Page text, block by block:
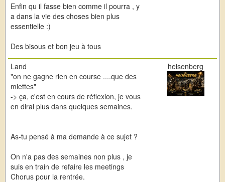
Enfin qu il fasse bien comme il pourra , y
a dans la vie des choses bien plus
essentielle :)
Des bisous et bon jeu à tous
Land
"on ne gagne rien en course ....que des
miettes"
-> ça, c'est en cours de réflexion, je vous
en dirai plus dans quelques semaines.
As-tu pensé à ma demande à ce sujet ?
On n'a pas des semaines non plus , je
suis en train de refaire les meetings
Chorus pour la rentrée.
heisenberg